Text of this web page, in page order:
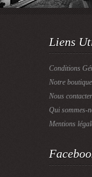
Liens
Conditions
Notre boutique
Nous contacter
Qui sommes-
Mentions